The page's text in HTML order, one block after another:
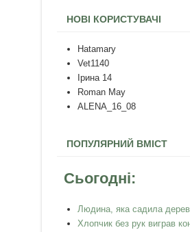
НОВІ КОРИСТУВАЧІ
Hatamary
Vet1140
Ірина 14
Roman May
ALENA_16_08
ПОПУЛЯРНИЙ ВМІСТ
Сьогодні:
Людина, яка садила
Хлопчик без рук виграв